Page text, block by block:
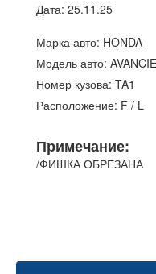
Дата: 25.11.25
Марка авто: HONDA
Модель авто:
Номер кузова: TA1
Расположение: F / L
Примечание:
/ФИШКА ОБРЕЗАНА